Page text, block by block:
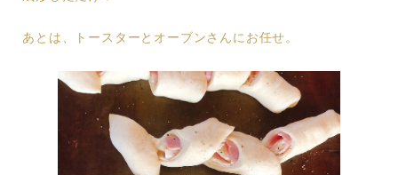
あとは、トースターとオーブンさんにお任せ。